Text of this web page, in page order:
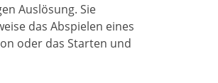
Auslösung. Sie
das Abspielen eines
oder das Starten und